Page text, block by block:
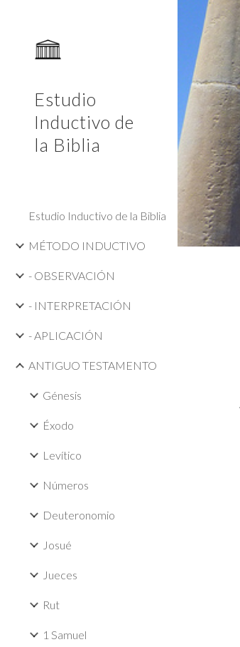
Estudio
Inductivo de
la Biblia
Estudio Inductivo de la Biblia
MÉTODO INDUCTIVO
- OBSERVACIÓN
- INTERPRETACIÓN
- APLICACIÓN
ANTIGUO TESTAMENTO
Génesis
Éxodo
Levítico
Números
Deuteronomio
Josué
Jueces
Rut
1 Samuel